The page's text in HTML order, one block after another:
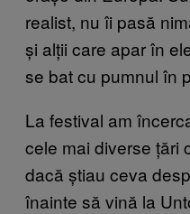
realist, nu îi pasă
și alții care apar în
se bat cu pumnul în
La festival am
cele mai diverse țări
dacă știau ceva
înainte să vină la